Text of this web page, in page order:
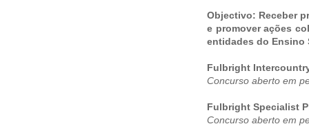
Objectivo: Receber
e promover ações
entidades do Ensino
Fulbright
Concurso aberto em
Fulbright Specialist
Concurso aberto em